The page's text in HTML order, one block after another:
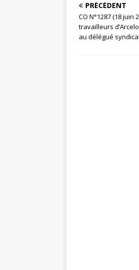
PRÉCÉDENT
CO N°1287 (18 juin
travailleurs
au délégué syndical